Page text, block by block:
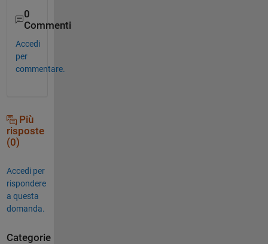
0
Commenti
Accedi
per
commentare.
Più
risposte
(0)
Accedi per
rispondere
a questa
domanda.
Categorie